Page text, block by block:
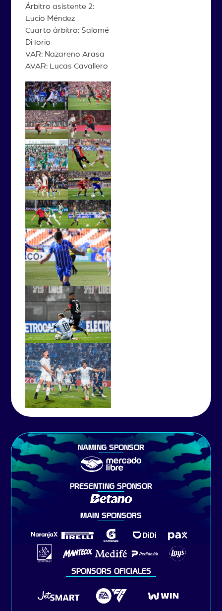
Árbitro asistente 2:
Lucio Méndez
Cuarto árbitro: Salomé
Di Iorio
VAR: Nazareno Arasa
AVAR: Lucas Cavallero
NAMING SPONSOR
PRESENTING SPONSOR
MAIN SPONSORS
SPONSORS OFICIALES